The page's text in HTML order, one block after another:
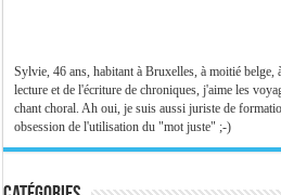
Sylvie, 46 ans, habitant à Bruxelles, à moitié belge,
lecture et de l'écriture de chroniques, j'aime les
chant choral. Ah oui, je suis aussi juriste de
obsession de l'utilisation du "mot juste" ;-)